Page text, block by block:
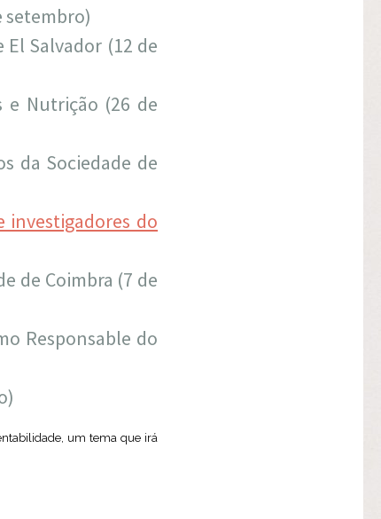
setembro)
Salvador (12 de
e Nutrição (26 de
da Sociedade de
investigadores do
de Coimbra (7 de
Responsable do
um tema que irá